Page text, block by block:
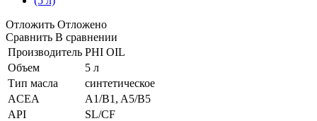
Отложить Отложено
Сравнить В сравнении
Производитель PHI OIL
Объем
5 л
Тип масла
синтетическое
ACEA
A1/B1, A5/B5
API
SL/CF